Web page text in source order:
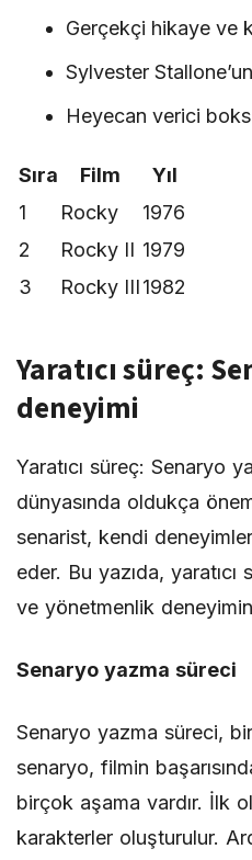
Gerçekçi hikaye ve
Sylvester
Heyecan verici
Sıra Film
Yıl
1
Rocky
1976
2
Rocky II 1979
3
Rocky III1982
Yaratıcı süreç:
deneyimi
Yaratıcı süreç: Senaryo
dünyasında oldukça
senarist, kendi
eder. Bu yazıda,
ve yönetmenlik
Senaryo yazma süreci
Senaryo yazma süreci,
senaryo, filmin
birçok aşama vardır. İlk
karakterler oluşturulur.